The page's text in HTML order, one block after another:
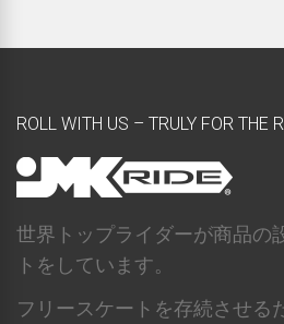
ROLL WITH US – TRULY FOR THE
世界トップライダーが商品の
トをしています。
フリースケートを存続させる